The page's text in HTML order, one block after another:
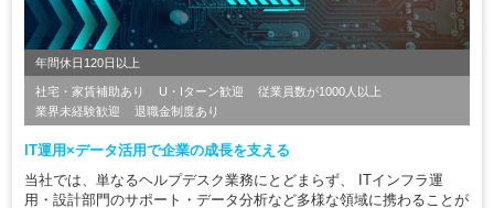
年間休日120日以上
社宅・家賃補助あり U・Iターン歓迎
従業員数が1000人以上
業界未経験歓迎
退職金制度あり
IT運用×データ活用で企業の成長を支える
当社では、単なるヘルプデスク業務にとどまらず、 ITインフラ運
用・設計部門のサポート・データ分析など多様な領域に携わることが